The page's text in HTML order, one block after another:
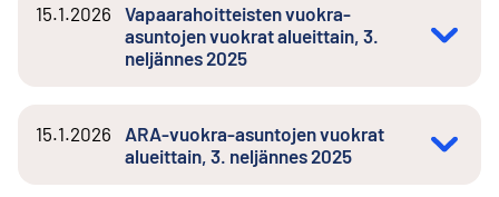
15.1.2026
Vapaarahoitteisten vuokra-
asuntojen vuokrat alueittain, 3.
neljännes 2025
15.1.2026
ARA-vuokra-asuntojen vuokrat
alueittain, 3. neljännes 2025